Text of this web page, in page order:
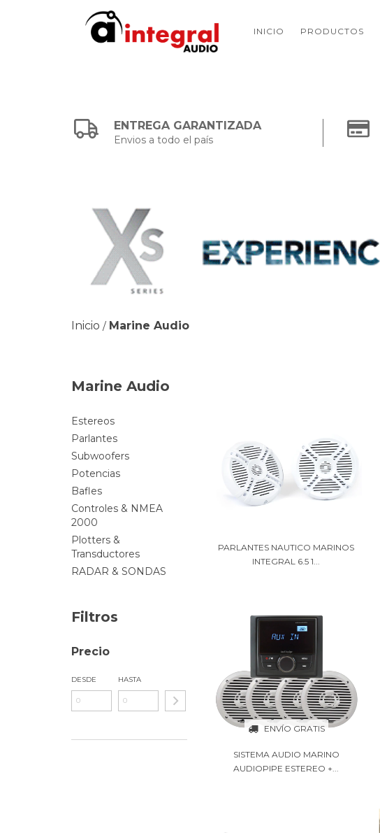
INICIO PRODUCTOS
ENTREGA GARANTIZADA
Envios a todo el país
Inicio / Marine Audio
Marine Audio
Estereos
Parlantes
Subwoofers
Potencias
Bafles
Controles & NMEA
2000
Plotters &
Transductores
RADAR & SONDAS
Filtros
Precio
DESDE HASTA
PARLANTES NAUTICO MARINOS
INTEGRAL 6.5 1...
ENVÍO GRATIS
SISTEMA AUDIO MARINO
AUDIOPIPE ESTEREO +...